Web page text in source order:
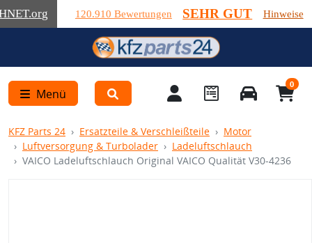
.org 120.910 Bewertungen SEHR GUT Hinweise
Menü
0
KFZ Parts 24 Ersatzteile & Verschleißteile
Motor
Luftversorgung & Turbolader
Ladeluftschlauch
VAICO Ladeluftschlauch Original VAICO Qualität V30-4236